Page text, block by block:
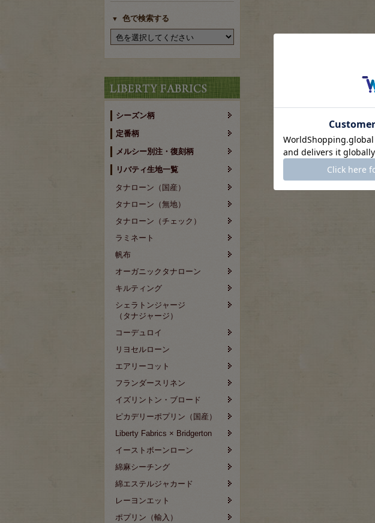
色で検索する
シーズン柄
定番柄
メルシー別注・復刻柄
リバティ生地一覧
タナローン（国産）
タナローン（無地）
タナローン（チェック）
ラミネート
帆布
オーガニックタナローン
キルティング
シェラトンジャージ
（タナジャージ）
コーデュロイ
リヨセルローン
エアリーコット
フランダースリネン
イズリントン・ブロード
ピカデリーポプリン（国産）
Liberty Fabrics × Bridgerton
イーストボーンローン
綿麻シーチング
綿エステルジャカード
レーヨンエット
ポプリン（輸入）